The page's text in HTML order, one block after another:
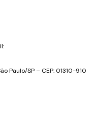
Paulo/SP – CEP: 01310-910